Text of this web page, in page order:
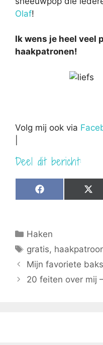
Olaf!
Ik wens je heel veel
haakpatronen!
Volg mij ook via
Deel dit bericht:
Share
on
F
a
o
o
k
on
X
(
e
r
)
Categorieën
Haken
Tags
gratis,
Mijn favoriete
20 feiten over mij